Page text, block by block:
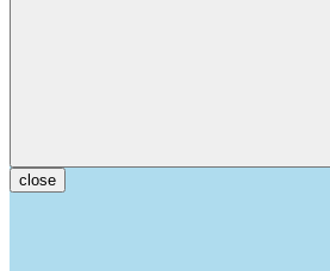
close